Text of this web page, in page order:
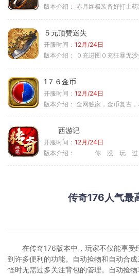
版本介绍： 赤月终极装备好打土
５元顶赞迷失
开服时间： 12月/24日
版本介绍：
０充进图０充狂暴无
1７６金币
开服时间： 12月/24日
版本介绍： 全网独家，金币复古，养
西游记
开服时间： 12月/24日
版本介绍：
你 没 玩 过
传奇176人气最
在传奇176版本中，玩家不仅能享受
到许多便利的功能。自动捡物和自动合
怪时无需过多关注背包的管理。自动捡